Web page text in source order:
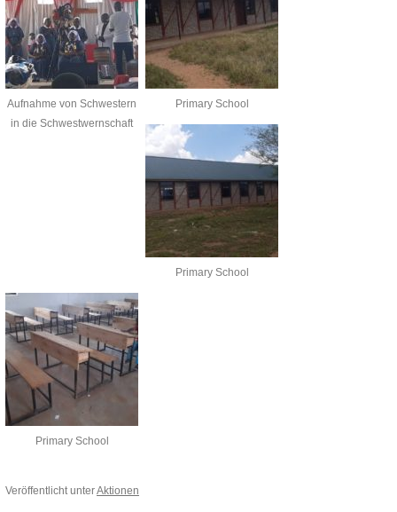
Aufnahme von Schwestern
in die Schwestwernschaft
Primary School
Primary School
Primary School
Veröffentlicht unterAktionen